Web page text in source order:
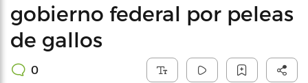
gobierno federal por peleas
de gallos
0